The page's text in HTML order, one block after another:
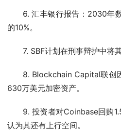
6. 汇丰银行报告：2030年
的10%。
7. SBF计划在刑事辩护中将
8. Blockchain Capital联创
630万美元加密资产。
9. 投资者对Coinbase回购
认为其还有上行空间。